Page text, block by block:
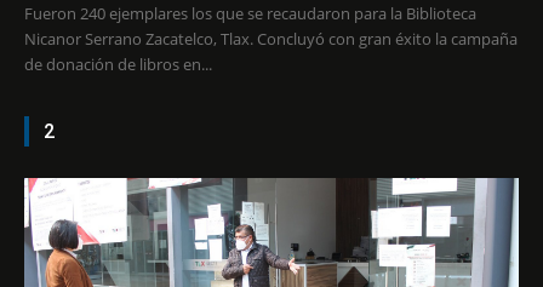
Fueron 240 ejemplares los que se recaudaron para la Biblioteca
Nicanor Serrano Zacatelco, Tlax. Concluyó con gran éxito la campaña
de donación de libros en...
2